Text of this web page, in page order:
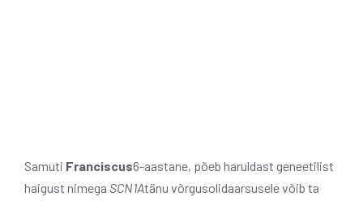
Samuti Franciscus6-aastane, põeb haruldast geneetilist
haigust nimega SCN1Atänu võrgusolidaarsusele võib ta